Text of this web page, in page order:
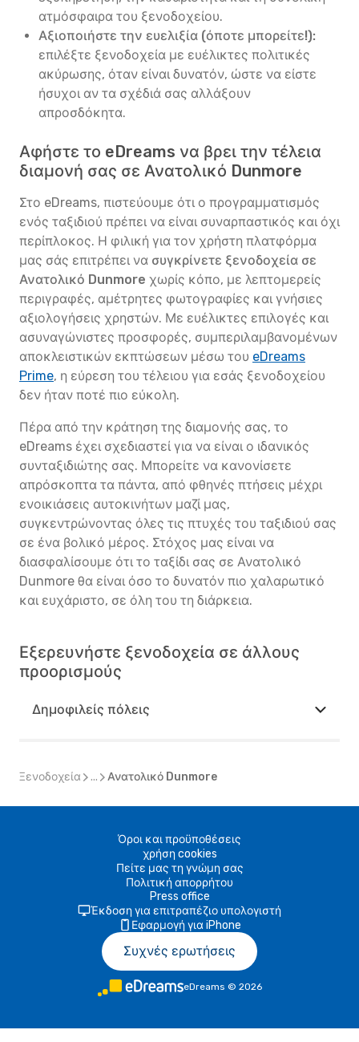
ατμόσφαιρα του ξενοδοχείου.
Αξιοποιήστε την ευελιξία (όποτε μπορείτε!):
επιλέξτε ξενοδοχεία με ευέλικτες πολιτικές
ακύρωσης, όταν είναι δυνατόν, ώστε να είστε
ήσυχοι αν τα σχέδιά σας αλλάξουν
απροσδόκητα.
Αφήστε το eDreams να βρει την τέλεια
διαμονή σας σε Ανατολικό Dunmore
Στο eDreams, πιστεύουμε ότι ο προγραμματισμός
ενός ταξιδιού πρέπει να είναι συναρπαστικός και όχι
περίπλοκος. Η φιλική για τον χρήστη πλατφόρμα
μας σάς επιτρέπει να συγκρίνετε ξενοδοχεία σε
Ανατολικό Dunmore χωρίς κόπο, με λεπτομερείς
περιγραφές, αμέτρητες φωτογραφίες και γνήσιες
αξιολογήσεις χρηστών. Με ευέλικτες επιλογές και
ασυναγώνιστες προσφορές, συμπεριλαμβανομένων
αποκλειστικών εκπτώσεων μέσω του eDreams
Prime, η εύρεση του τέλειου για εσάς ξενοδοχείου
δεν ήταν ποτέ πιο εύκολη.
Πέρα από την κράτηση της διαμονής σας, το
eDreams έχει σχεδιαστεί για να είναι ο ιδανικός
συνταξιδιώτης σας. Μπορείτε να κανονίσετε
απρόσκοπτα τα πάντα, από φθηνές πτήσεις μέχρι
ενοικιάσεις αυτοκινήτων μαζί μας,
συγκεντρώνοντας όλες τις πτυχές του ταξιδιού σας
σε ένα βολικό μέρος. Στόχος μας είναι να
διασφαλίσουμε ότι το ταξίδι σας σε Ανατολικό
Dunmore θα είναι όσο το δυνατόν πιο χαλαρωτικό
και ευχάριστο, σε όλη του τη διάρκεια.
Εξερευνήστε ξενοδοχεία σε άλλους
προορισμούς
Δημοφιλείς πόλεις
Ξενοδοχεία ... Ανατολικό Dunmore
Όροι και προϋποθέσεις
χρήση cookies
Πείτε μας τη γνώμη σας
Πολιτική απορρήτου
Press office
Έκδοση για επιτραπέζιο υπολογιστή
Εφαρμογή για iPhone
Συχνές ερωτήσεις
eDreams © 2026